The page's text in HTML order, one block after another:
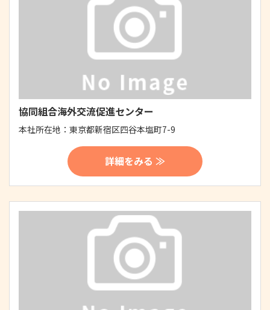
協同組合海外交流促進センター
本社所在地： 東京都新宿区四谷本塩町7-9
詳細をみる ≫